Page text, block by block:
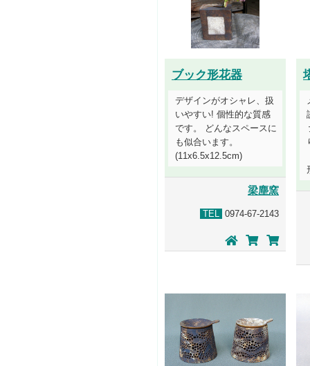
ブック形花器
デザインがオシャレ、扱
いやすい! 個性的な質感
です。 どんなスペースに
も似合います。
(11x6.5x12.5cm)
梁塵窯
TEL 0974-67-2143